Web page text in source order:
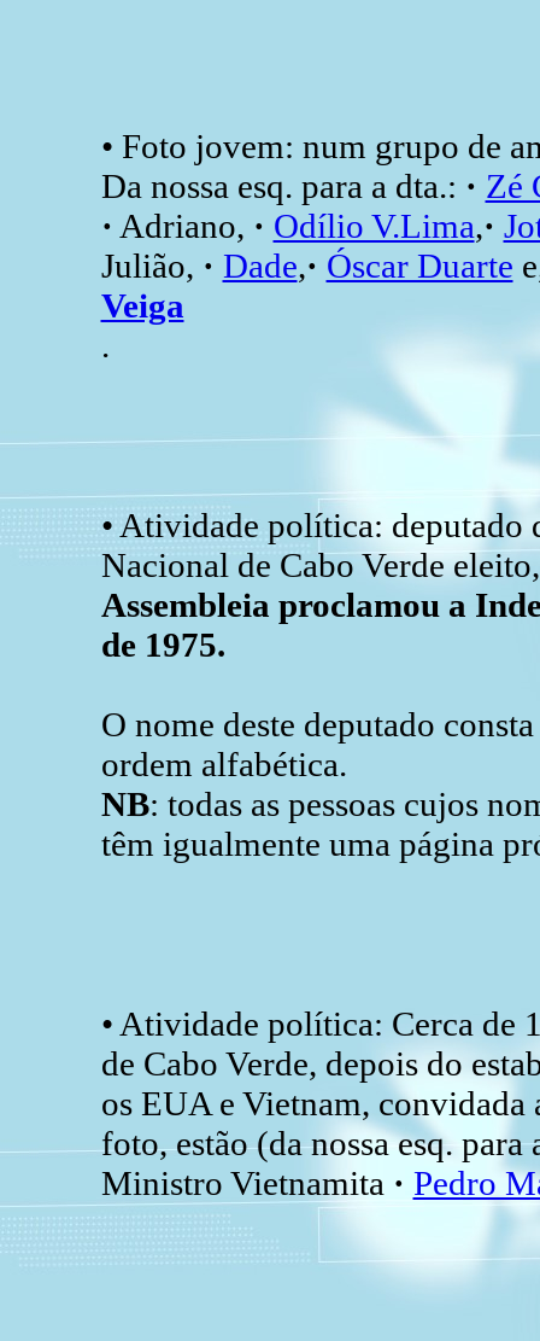
• Foto jovem: num grupo de
Da nossa esq. para a dta.: · Zé
· Adriano, · Odílio V.Lima,·
Julião, · Dade,· Óscar Duarte
Veiga
.
• Atividade política: deputado
Nacional de Cabo Verde
Assembleia proclamou a
de 1975.
O nome deste deputado
ordem alfabética.
NB: todas as pessoas cujos
têm igualmente uma página
• Atividade política: Cerca de
de Cabo Verde, depois do
os EUA e Vietnam, convidada
foto, estão (da nossa esq. para
Ministro Vietnamita · Pedro